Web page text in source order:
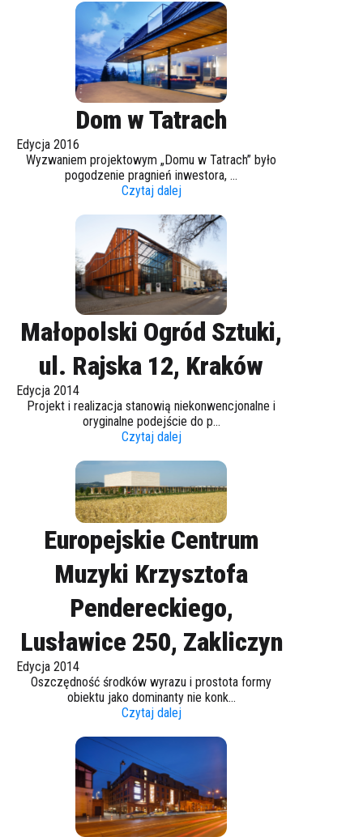
Dom w Tatrach
Edycja 2016
Wyzwaniem projektowym „Domu w Tatrach” było
pogodzenie pragnień inwestora, ...
Czytaj dalej
Małopolski Ogród Sztuki,
ul. Rajska 12, Kraków
Edycja 2014
Projekt i realizacja stanowią niekonwencjonalne i
oryginalne podejście do p...
Czytaj dalej
Europejskie Centrum
Muzyki Krzysztofa
Pendereckiego,
Lusławice 250, Zakliczyn
Edycja 2014
Oszczędność środków wyrazu i prostota formy
obiektu jako dominanty nie konk...
Czytaj dalej